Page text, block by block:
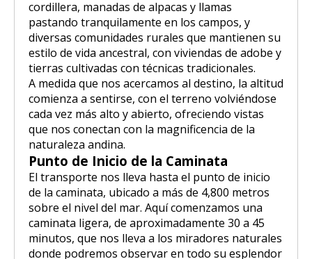
cordillera, manadas de alpacas y llamas
pastando tranquilamente en los campos, y
diversas comunidades rurales que mantienen su
estilo de vida ancestral, con viviendas de adobe y
tierras cultivadas con técnicas tradicionales.
A medida que nos acercamos al destino, la altitud
comienza a sentirse, con el terreno volviéndose
cada vez más alto y abierto, ofreciendo vistas
que nos conectan con la magnificencia de la
naturaleza andina.
Punto de Inicio de la Caminata
El transporte nos lleva hasta el punto de inicio
de la caminata, ubicado a más de 4,800 metros
sobre el nivel del mar. Aquí comenzamos una
caminata ligera, de aproximadamente 30 a 45
minutos, que nos lleva a los miradores naturales
donde podremos observar en todo su esplendor